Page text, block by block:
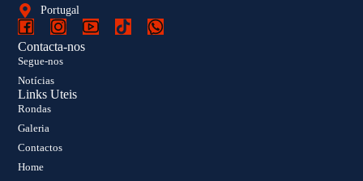
Portugal
Contacta-nos
Segue-nos
Notícias
Links Uteis
Rondas
Galeria
Contactos
Home